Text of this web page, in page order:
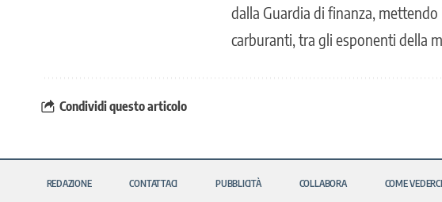
dalla Guardia di finanza,
carburanti, tra gli esponenti della
Condividi questo articolo
REDAZIONE CONTATTACI PUBBLICITÀ COLLABORA COME VEDERCI